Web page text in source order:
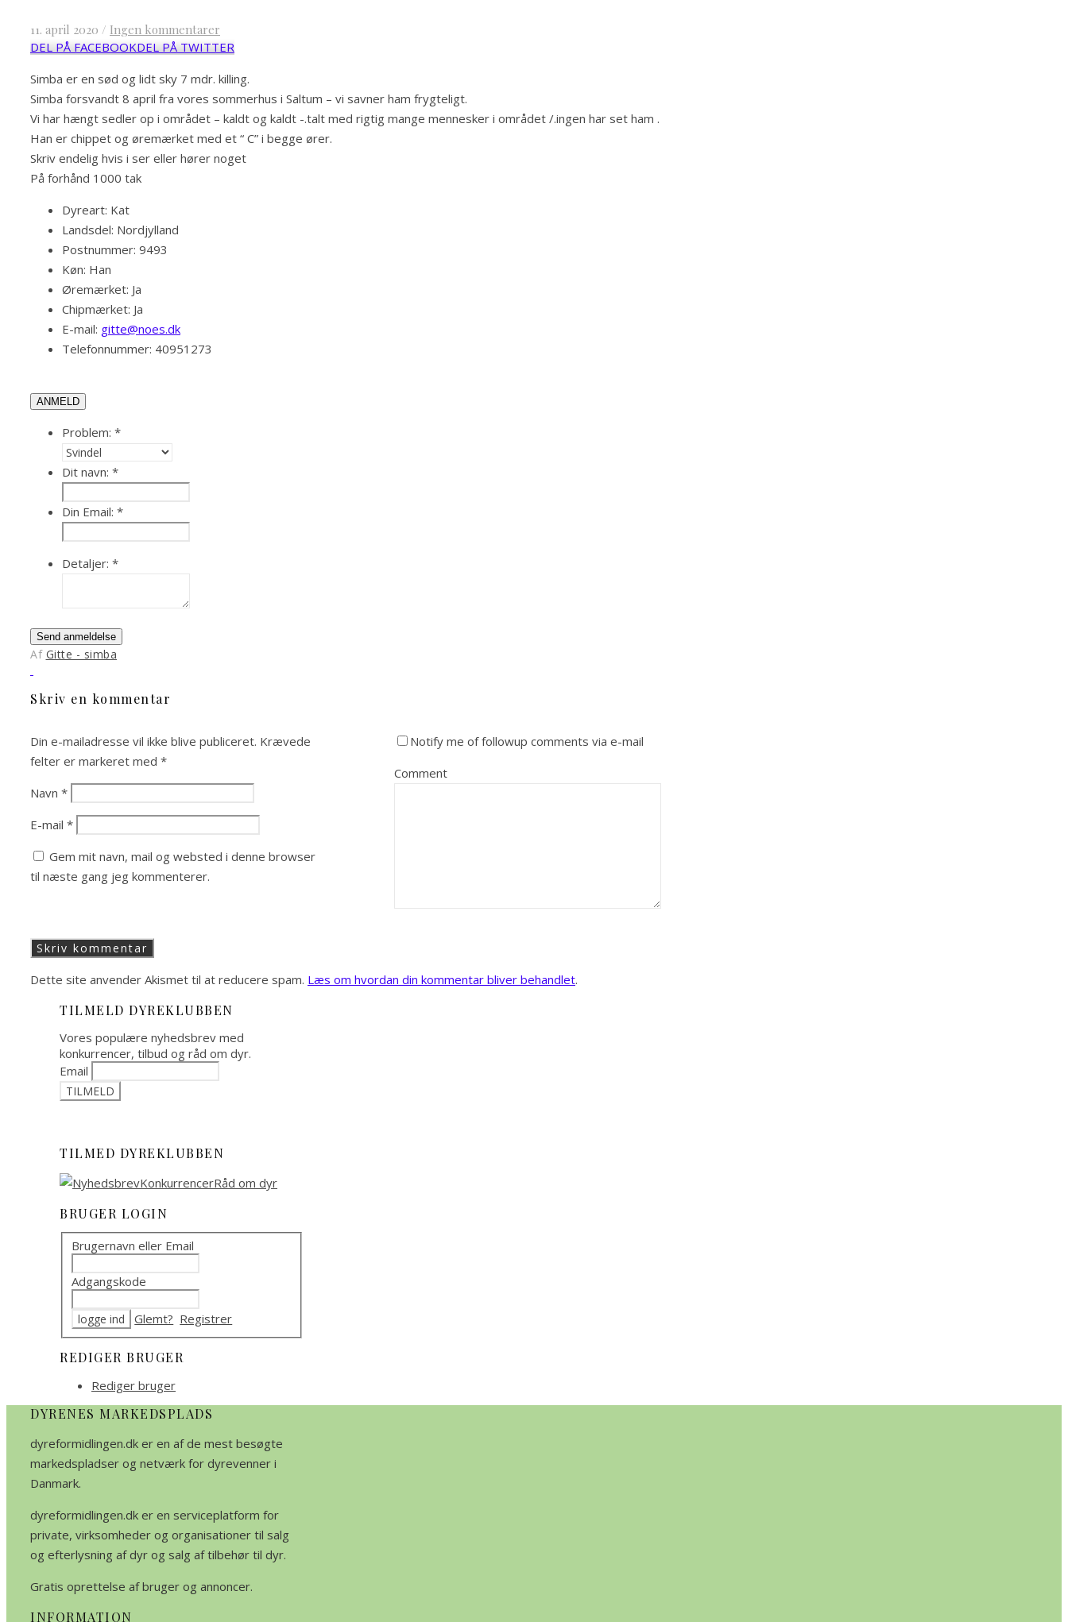
11. april 2020 / Ingen kommentarer
DEL PÅ FACEBOOKDEL PÅ TWITTER
Simba er en sød og lidt sky 7 mdr. killing.
Simba forsvandt 8 april fra vores sommerhus i Saltum – vi savner ham frygteligt.
Vi har hængt sedler op i området – kaldt og kaldt -.talt med rigtig mange mennesker i området /.ingen har set ham .
Han er chippet og øremærket med et “ C” i begge ører.
Skriv endelig hvis i ser eller hører noget
På forhånd 1000 tak
Dyreart: Kat
Landsdel: Nordjylland
Postnummer: 9493
Køn: Han
Øremærket: Ja
Chipmærket: Ja
E-mail: gitte@noes.dk
Telefonnummer: 40951273
ANMELD
Problem: *
Dit navn: *
Din Email: *
Detaljer: *
Send anmeldelse
Af Gitte - simba
Skriv en kommentar
Din e-mailadresse vil ikke blive publiceret. Krævede
felter er markeret med *
Navn *
E-mail *
Gem mit navn, mail og websted i denne browser
til næste gang jeg kommenterer.
Notify me of followup comments via e-mail
Comment
Dette site anvender Akismet til at reducere spam. Læs om hvordan din kommentar bliver behandlet.
TILMELD DYREKLUBBEN
Vores populære nyhedsbrev med
konkurrencer, tilbud og råd om dyr.
Email
TILMED DYREKLUBBEN
BRUGER LOGIN
Brugernavn eller Email
Adgangskode
Glemt? Registrer
REDIGER BRUGER
Rediger bruger
DYRENES MARKEDSPLADS
dyreformidlingen.dk er en af de mest besøgte
markedspladser og netværk for dyrevenner i
Danmark.
dyreformidlingen.dk er en serviceplatform for
private, virksomheder og organisationer til salg
og efterlysning af dyr og salg af tilbehør til dyr.
Gratis oprettelse af bruger og annoncer.
INFORMATION